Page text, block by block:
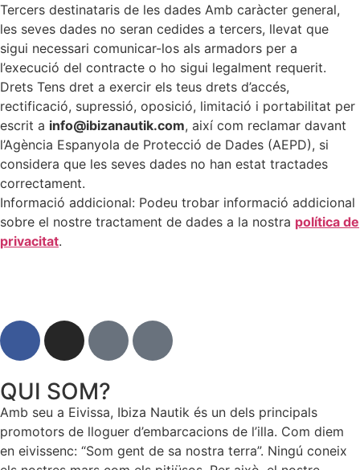
Tercers destinataris de les dades Amb caràcter general,
les seves dades no seran cedides a tercers, llevat que
sigui necessari comunicar-los als armadors per a
l’execució del contracte o ho sigui legalment requerit.
Drets Tens dret a exercir els teus drets d’accés,
rectificació, supressió, oposició, limitació i portabilitat per
escrit a info@ibizanautik.com, així com reclamar davant
l’Agència Espanyola de Protecció de Dades (AEPD), si
considera que les seves dades no han estat tractades
correctament.
Informació addicional: Podeu trobar informació addicional
sobre el nostre tractament de dades a la nostra política de
privacitat.
QUI SOM?
Amb seu a Eivissa, Ibiza Nautik és un dels principals
promotors de lloguer d’embarcacions de l’illa. Com diem
en eivissenc: “Som gent de sa nostra terra”. Ningú coneix